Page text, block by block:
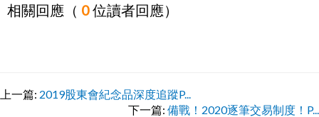
相關回應（ 0位讀者回應）
上一篇: 2019股東會紀念品深度追蹤P...
下一篇: 備戰！2020逐筆交易制度！P...